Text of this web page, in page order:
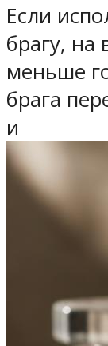
Если
брагу, на
меньше
брага
и